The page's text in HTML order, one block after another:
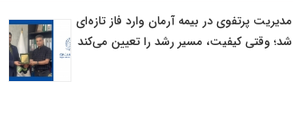
مدیریت پرتفوی در بیمه آرمان وارد فاز تازه‌ای
شد؛ وقتی کیفیت، مسیر رشد را تعیین می‌کند